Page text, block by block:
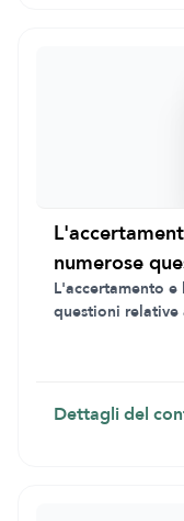
numerose
L'accertamento
questioni
Dettagli del